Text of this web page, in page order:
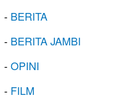
- BERITA
- BERITA JAMBI
-OPINI
- FILM